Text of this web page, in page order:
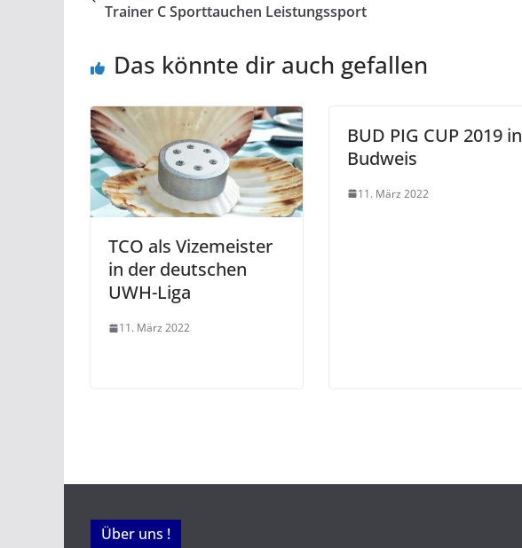
Trainer C Sporttauchen Leistungssport
Das könnte dir auch gefallen
TCO als Vizemeister
in der deutschen
UWH-Liga
11. März 2022
BUD PIG CUP 2019 in
Budweis
11. März 2022
Über uns !